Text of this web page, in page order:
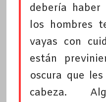
debería haber
los hombres
vayas con
están
oscura que
cabeza.